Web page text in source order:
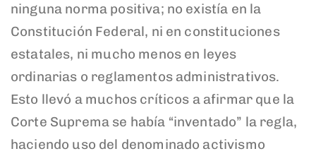
ninguna norma positiva; no existía en la
Constitución Federal, ni en constituciones
estatales, ni mucho menos en leyes
ordinarias o reglamentos administrativos.
Esto llevó a muchos críticos a afirmar que la
Corte Suprema se había “inventado” la regla,
haciendo uso del denominado activismo